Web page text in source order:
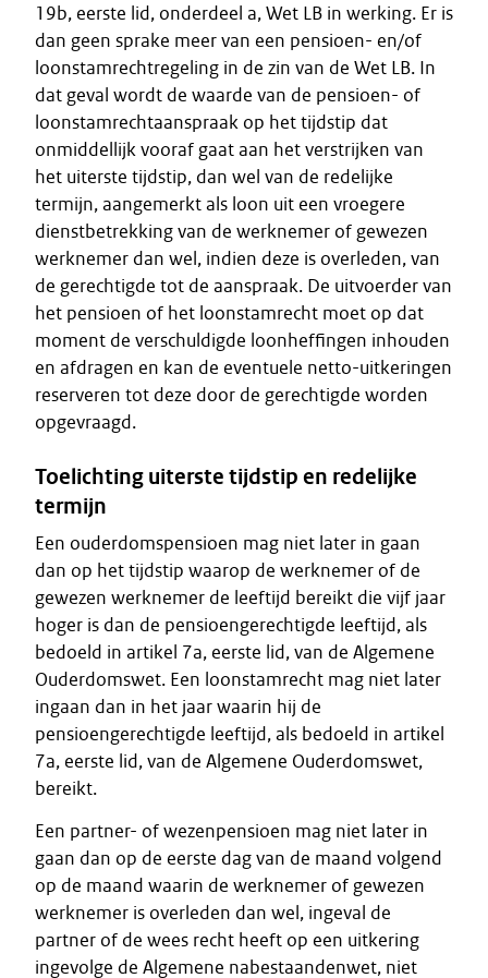
19b, eerste lid, onderdeel a, Wet LB in werking. Er is
dan geen sprake meer van een pensioen- en/of
loonstamrechtregeling in de zin van de Wet LB. In
dat geval wordt de waarde van de pensioen- of
loonstamrechtaanspraak op het tijdstip dat
onmiddellijk vooraf gaat aan het verstrijken van
het uiterste tijdstip, dan wel van de redelijke
termijn, aangemerkt als loon uit een vroegere
dienstbetrekking van de werknemer of gewezen
werknemer dan wel, indien deze is overleden, van
de gerechtigde tot de aanspraak. De uitvoerder van
het pensioen of het loonstamrecht moet op dat
moment de verschuldigde loonheffingen inhouden
en afdragen en kan de eventuele netto-uitkeringen
reserveren tot deze door de gerechtigde worden
opgevraagd.
Toelichting uiterste tijdstip en redelijke
termijn
Een ouderdomspensioen mag niet later in gaan
dan op het tijdstip waarop de werknemer of de
gewezen werknemer de leeftijd bereikt die vijf jaar
hoger is dan de pensioengerechtigde leeftijd, als
bedoeld in artikel 7a, eerste lid, van de Algemene
Ouderdomswet. Een loonstamrecht mag niet later
ingaan dan in het jaar waarin hij de
pensioengerechtigde leeftijd, als bedoeld in artikel
7a, eerste lid, van de Algemene Ouderdomswet,
bereikt.
Een partner- of wezenpensioen mag niet later in
gaan dan op de eerste dag van de maand volgend
op de maand waarin de werknemer of gewezen
werknemer is overleden dan wel, ingeval de
partner of de wees recht heeft op een uitkering
ingevolge de Algemene nabestaandenwet, niet